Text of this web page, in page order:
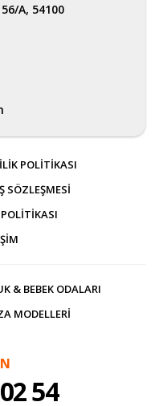
A, 54100
POLITIKASI
SÖZLEŞMESI
& BEBEK ODALARI
MODELLERI
54